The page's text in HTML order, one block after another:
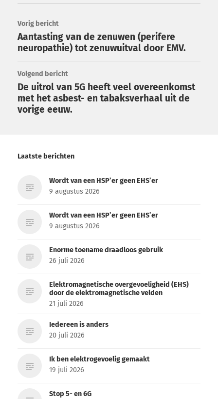
Vorig bericht
Aantasting van de zenuwen (perifere
neuropathie) tot zenuwuitval door EMV.
Volgend bericht
De uitrol van 5G heeft veel overeenkomst
met het asbest- en tabaksverhaal uit de
vorige eeuw.
Laatste berichten
Wordt van een HSP’er geen EHS’er
9 augustus 2026
Wordt van een HSP’er geen EHS’er
9 augustus 2026
Enorme toename draadloos gebruik
26 juli 2026
Elektromagnetische overgevoeligheid (EHS)
door de elektromagnetische velden
21 juli 2026
Iedereen is anders
20 juli 2026
Ik ben elektrogevoelig gemaakt
19 juli 2026
Stop 5- en 6G